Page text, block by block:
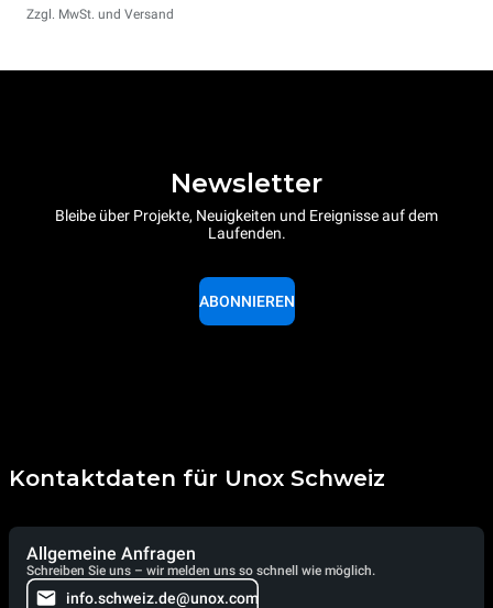
Zzgl. MwSt. und Versand
Newsletter
Bleibe über Projekte, Neuigkeiten und Ereignisse auf dem
Laufenden.
ABONNIEREN
Kontaktdaten für Unox Schweiz
Allgemeine Anfragen
Schreiben Sie uns – wir melden uns so schnell wie möglich.
info.schweiz.de@unox.com